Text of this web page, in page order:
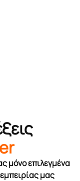
μόνο επιλεγμένα
μας